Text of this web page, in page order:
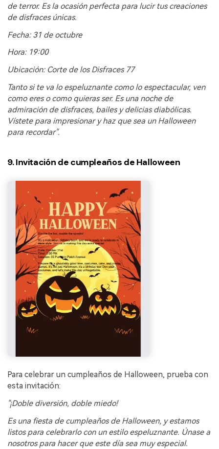
de terror. Es la ocasión perfecta para lucir tus creaciones
de disfraces únicas.
Fecha: 31 de octubre
Hora: 19:00
Ubicación: Corte de los Disfraces 77
Tanto si te va lo espeluznante como lo espectacular, ven
como eres o como quieras ser. Es una noche de
admiración de disfraces, bailes y delicias diabólicas.
Vístete para impresionar y haz que sea un Halloween
para recordar".
9. Invitación de cumpleaños de Halloween
Para celebrar un cumpleaños de Halloween, prueba con
esta invitación:
"¡Doble diversión, doble miedo!
Es una fiesta de cumpleaños de Halloween, y estamos
listos para celebrarlo con un estilo espeluznante. Únase a
nosotros para hacer que este día sea muy especial.